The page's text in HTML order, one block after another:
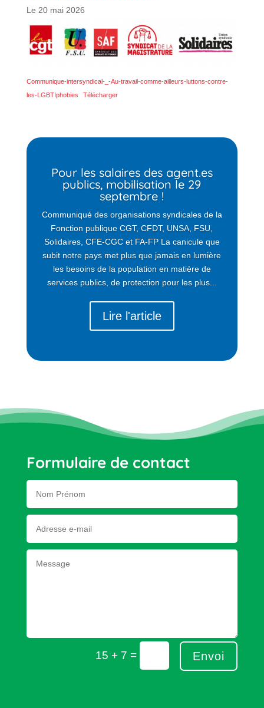
Le 20 mai 2026
Communique-intersyndical-_-Au-travail-comme-ailleurs-luttons-contre-
les-LGBTIphobies
Télécharger
Pour les salaires des agent.es
publics, mobilisation le 29
septembre !
Communiqué des organisations syndicales de la
Fonction publique CGT, CFDT, UNSA, FSU,
Solidaires, CFE-CGC et FA-FP La canicule que
subit notre pays met plus que jamais en lumière
les besoins de la population en matière de
services publics, de protection pour les plus...
Lire l'article
Formulaire de contact
15 + 7 = Envoi